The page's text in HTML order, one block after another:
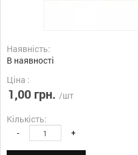
Наявність:
В наявності
Ціна :
1,00 грн. /шт
Кількість:
- +